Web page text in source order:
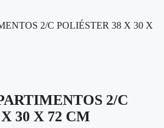
2/C
30 X 72 CM